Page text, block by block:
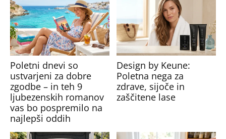
Poletni dnevi so
ustvarjeni za dobre
zgodbe – in teh 9
ljubezenskih romanov
vas bo pospremilo na
najlepši oddih
Design by Keune:
Poletna nega za
zdrave, sijoče in
zaščitene lase